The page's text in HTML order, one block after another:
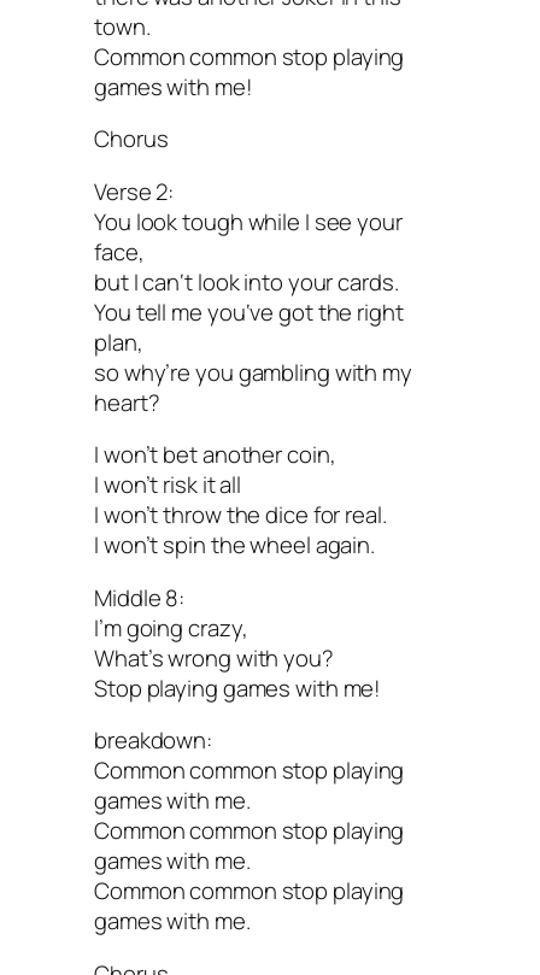
town.
Common common stop playing
games with me!
Chorus
Verse 2:
You look tough while I see your
face,
but I can‘t look into your cards.
You tell me you‘ve got the right
plan,
so why’re you gambling with my
heart?
I won’t bet another coin,
I won’t risk it all
I won’t throw the dice for real.
I won’t spin the wheel again.
Middle 8:
I’m going crazy,
What’s wrong with you?
Stop playing games with me!
breakdown:
Common common stop playing
games with me.
Common common stop playing
games with me.
Common common stop playing
games with me.